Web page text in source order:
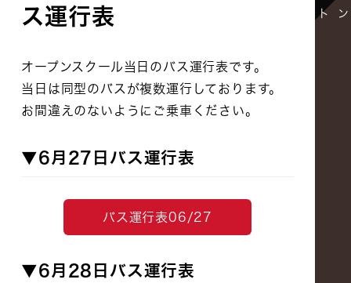
ス運行表
オープンスクール当日のバス運行表です。
当日は同型のバスが複数運行しております。
お間違えのないようにご乗車ください。
▼6月27日バス運行表
バス運行表06/27
▼6月28日バス運行表